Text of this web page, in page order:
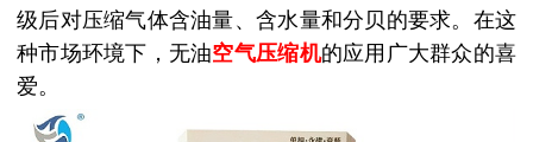
级后对压缩气体含油量、含水量和分贝的要求。在这
种市场环境下，无油空气压缩机的应用广大群众的喜
爱。